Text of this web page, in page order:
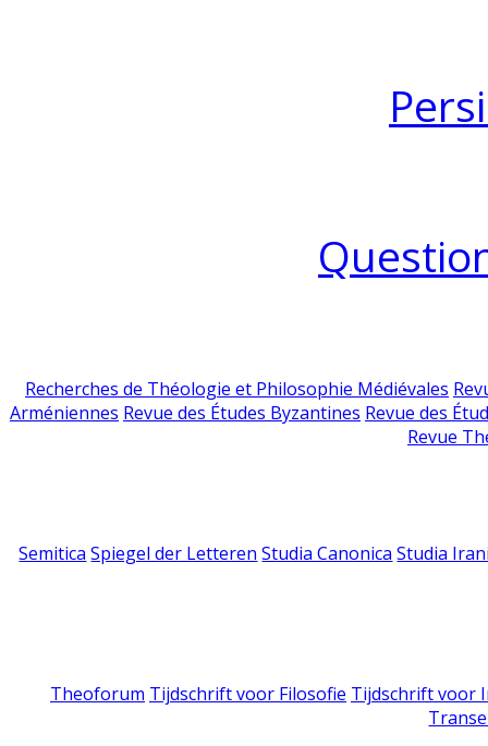
Recherches de Théologie et Philosophie Médiévales
Arméniennes Revue des Études Byzantines Revue des
Revue
Semitica Spiegel der Letteren Studia Canonica Studia
Theoforum Tijdschrift voor Filosofie Tijdschrift voor